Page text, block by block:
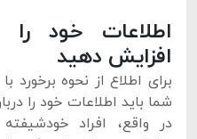
اطلاعات خود را
افزایش دهید
برای اطلاع از نحوه برخورد
شما باید اطلاعات خود را
در واقع، افراد